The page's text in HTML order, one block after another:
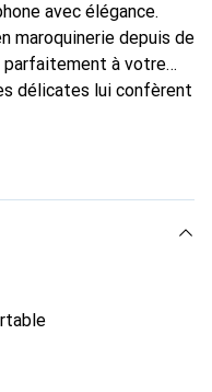
avec élégance.
maroquinerie depuis de
parfaitement à votre
délicates lui confèrent
Reconnaître
une clientèle